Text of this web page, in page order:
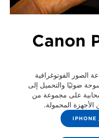
الصور الفوتوغرافية
ضوئيًا والتحميل إلى
على مجموعة من